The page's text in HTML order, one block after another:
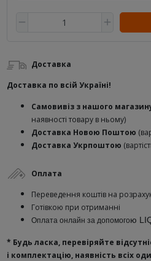
Доставка
Доставка по всій Україні!
Самовивіз з нашого
наявності товару в ньому)
Доставка Новою Поштою
Доставка Укрпоштою
Оплата
Переведення коштів на
Готівкою при отриманні
Оплата онлайн за допомогою
* Будь ласка, перевіряйте
і комплектацію, наявність всіх